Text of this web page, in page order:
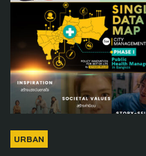
URBAN